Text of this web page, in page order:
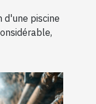
d'une piscine